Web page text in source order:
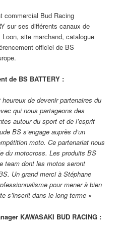
commercial Bud Racing
sur ses différents canaux de
site marchand, catalogue
officiel de BS
de BS BATTERY :
de devenir partenaires du
qui nous partageons des
autour du sport et de l’esprit
BS s’engage auprès d’un
moto. Ce partenariat nous
du motocross. Les produits BS
team dont les motos seront
Un grand merci à Stéphane
pour mener à bien
s’inscrit dans le long terme »
KAWASAKI BUD RACING :